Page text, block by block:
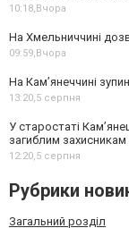
10:18, Вчора
На Хмельниччині
09:59, Вчора
На Камʼянеччині
13:20, 5 серпня
У старостаті
загиблим захисникам
12:20, 5 серпня
Рубрики
Загальний розділ